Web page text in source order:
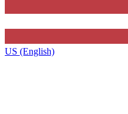
US (English)